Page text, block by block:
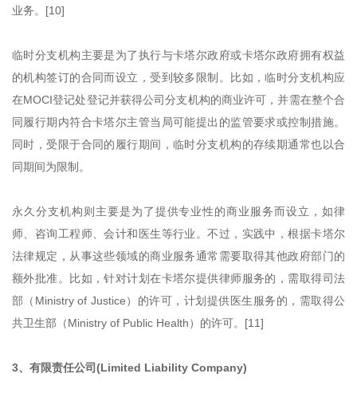
业务。[10]
临时分支机构主要是为了执行与卡塔尔政府或卡塔尔政府拥有权益
的机构签订的合同而设立，受到较多限制。比如，临时分支机构应
在MOCI登记处登记并获得公司分支机构的商业许可，并需在整个合
同履行期内符合卡塔尔主管当局可能提出的监管要求或控制措施。
同时，受限于合同的履行期间，临时分支机构的存续期通常也以合
同期间为限制。
永久分支机构则主要是为了提供专业性的商业服务而设立，如律
师、咨询工程师、会计和医生等行业。不过，实践中，根据卡塔尔
法律规定，从事这些领域的商业服务通常需要取得其他政府部门的
额外批准。比如，针对计划在卡塔尔提供律师服务的，需取得司法
部（Ministry of Justice）的许可，计划提供医生服务的，需取得公
共卫生部（Ministry of Public Health）的许可。[11]
3、有限责任公司(Limited Liability Company)